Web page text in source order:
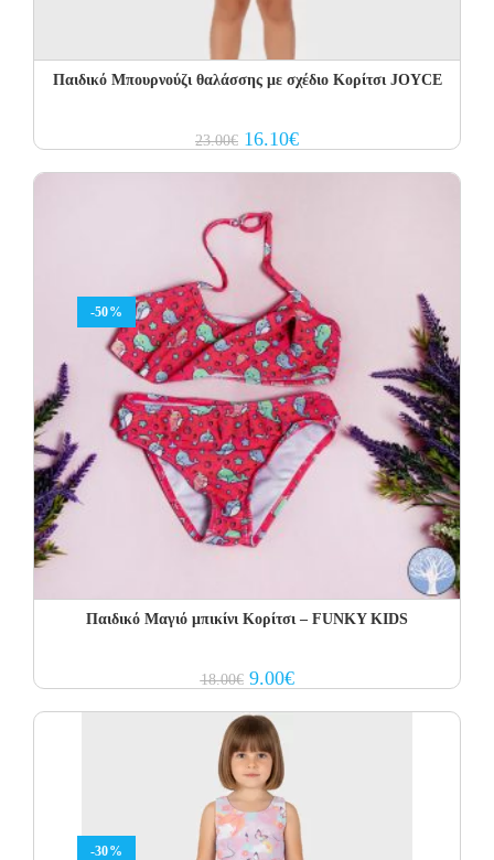
Παιδικό Μπουρνούζι θαλάσσης με σχέδιο Κορίτσι JOYCE
23.00€ Original
price
16.10€Current
price
-50%
Παιδικό Μαγιό μπικίνι Κορίτσι – FUNKY KIDS
18.00€ Original
price
18.00€.
9.00€Current
price
-30%